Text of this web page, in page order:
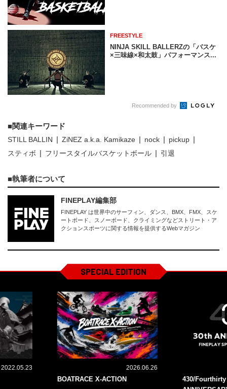
FREESTYLE
NINJA SKILL BALLERZの「バスケ
×三味線×和太鼓」パフォーマンス...
Recommended by
関連キーワード
STILL BALLIN ZiNEZ a.k.a. Kamikaze nock
pickup
スティボ
フリースタイルバスケットボール 引退
執筆者について
FINEPLAY編集部
FINEPLAY は世界中のサーフィン、ダンス、BMX、FMX、スケ
ートボード、スノーボード、クライミングなどストリート・ア
クションスポーツに関する情報を提供するWebマガジン
SPECIAL EDITION
2022.05.23 2026.06.26
BOATRACE X-ACTION
430/